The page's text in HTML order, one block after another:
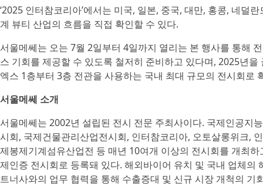
‘2025 인터참코리아’에서는 미국, 일본, 중국, 대만, 홍콩, 네덜
계 뷰티 산업의 흐름을 직접 확인할 수 있다.
서울메쎄는 오는 7월 2일부터 4일까지 열리는 본 행사를 통해
스 기회를 제공할 수 있도록 철저히 준비하고 있다며, 2025년
엑스 1층부터 3층 전관을 사용하는 국내 최대 규모의 전시회로
서울메쎄 소개
서울메쎄는 2002년 설립된 전시 전문 주최사이다. 국제인공지
시회, 국제건물관리산업전시회, 인터참코리아, 오토살롱위크,
제봉제기계섬유산업전 등 매년 10여개 이상의 전시회를 개최
제인증 전시회로 등록돼 있다. 해외바이어 유치 및 국내 업체의
트너사와의 업무 협력을 통해 수출증대 및 신규 시장 개척의 기